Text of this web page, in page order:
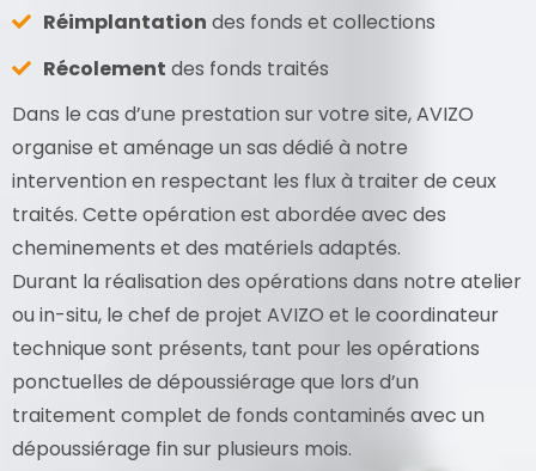
Réimplantation des fonds et collections
Récolement des fonds traités
Dans le cas d’une prestation sur votre site, AVIZO
organise et aménage un sas dédié à notre
intervention en respectant les flux à traiter de ceux
traités. Cette opération est abordée avec des
cheminements et des matériels adaptés.
Durant la réalisation des opérations dans notre atelier
ou in-situ, le chef de projet AVIZO et le coordinateur
technique sont présents, tant pour les opérations
ponctuelles de dépoussiérage que lors d’un
traitement complet de fonds contaminés avec un
dépoussiérage fin sur plusieurs mois.